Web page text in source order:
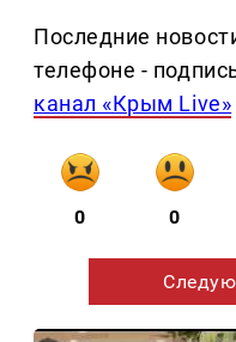
Последние
телефоне -
канал «Крым Live»
0 0